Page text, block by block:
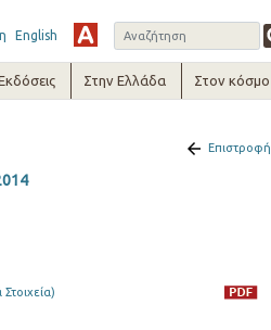
English
Στην Ελλάδα Στον κόσμο
Επιστροφή